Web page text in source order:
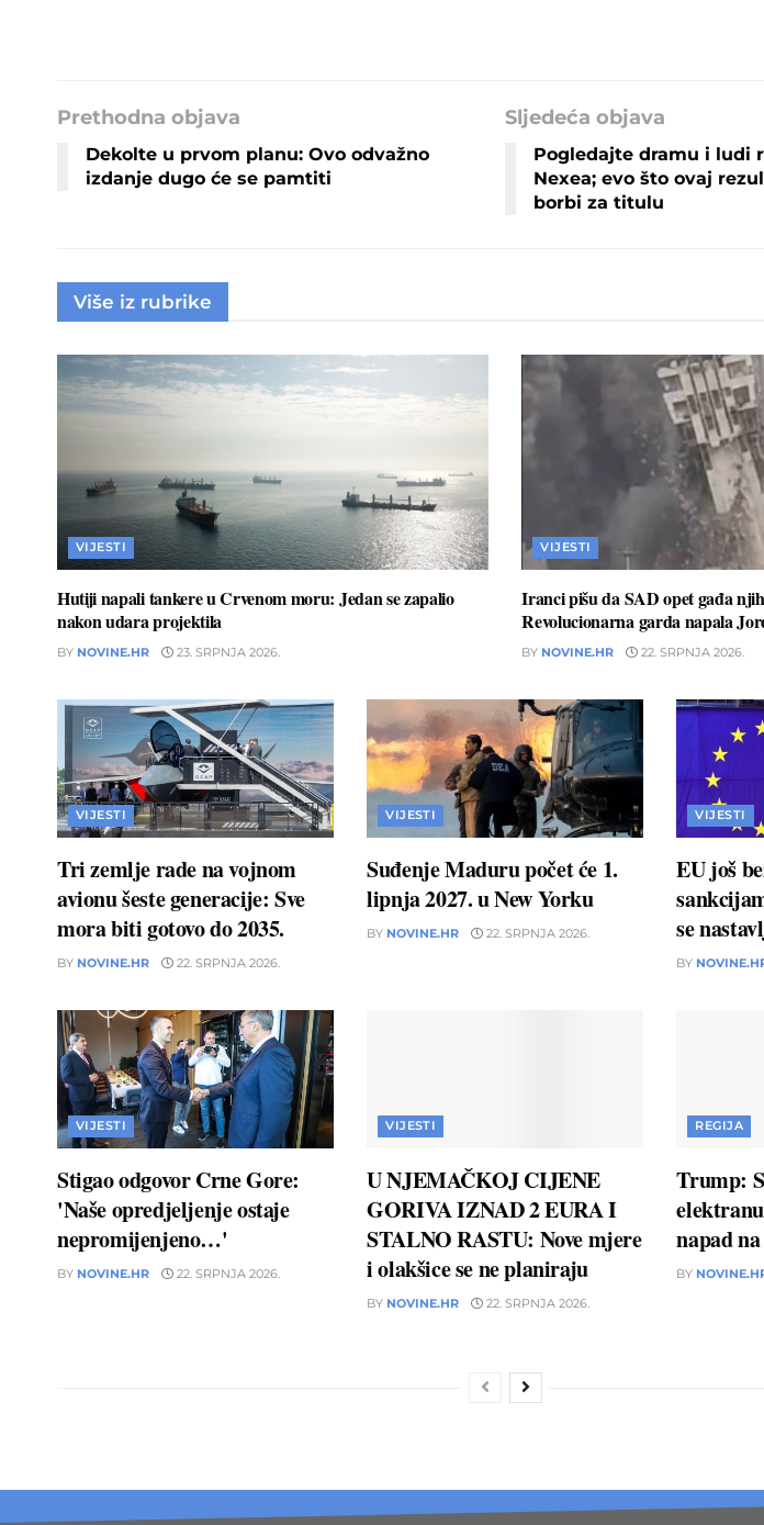
Prethodna objava
Dekolte u prvom planu: Ovo odvažno
izdanje dugo će se pamtiti
Sljedeća objava
Pogledajte dramu i ludi
Nexea; evo što ovaj
borbi za titulu
Više iz rubrike
VIJESTI
Hutiji napali tankere u Crvenom moru: Jedan se zapalio
nakon udara projektila
BY NOVINE.HR 23. SRPNJA 2026.
VIJESTI
Iranci pišu da SAD opet gađa
Revolucionarna garda napala
BY NOVINE.HR 22. SRPNJA 2026.
VIJESTI
Tri zemlje rade na vojnom
avionu šeste generacije: Sve
mora biti gotovo do 2035.
BY NOVINE.HR 22. SRPNJA 2026.
VIJESTI
Suđenje Maduru počet će 1.
lipnja 2027. u New Yorku
BY NOVINE.HR 22. SRPNJA 2026.
VIJESTI
EU još
se
BY
VIJESTI
Stigao odgovor Crne Gore:
'Naše opredjeljenje ostaje
nepromijenjeno…'
BY NOVINE.HR 22. SRPNJA 2026.
VIJESTI
U NJEMAČKOJ CIJENE
GORIVA IZNAD 2 EURA I
STALNO RASTU: Nove mjere
i olakšice se ne planiraju
BY NOVINE.HR 22. SRPNJA 2026.
REGIJA
Trump:
napad
BY